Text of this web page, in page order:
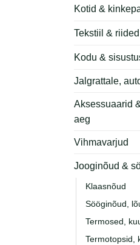
Kotid &
Tekstiil & riided
Kodu &
Jalgrattale,
Aksessuaarid
aeg
Vihmavarjud
Jooginõud &
Klaasnõud
Sööginõud,
Termosed,
Termotopsid,